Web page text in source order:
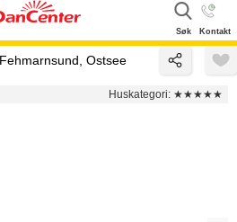
Kontakt
Søk
Ostsee
Huskategori: ★★★★★